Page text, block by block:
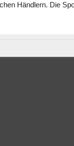
Händlern. Die